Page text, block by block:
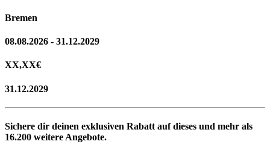
Bremen
08.08.2026 - 31.12.2029
XX,XX€
31.12.2029
Sichere dir deinen exklusiven Rabatt auf dieses und mehr als
16.200 weitere Angebote.